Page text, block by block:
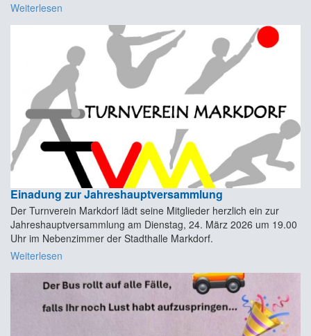
Weiterlesen
Einadung zur Jahreshauptversammlung
Der Turnverein Markdorf lädt seine Mitglieder herzlich ein zur
Jahreshauptversammlung am Dienstag, 24. März 2026 um 19.00
Uhr im Nebenzimmer der Stadthalle Markdorf.
Weiterlesen